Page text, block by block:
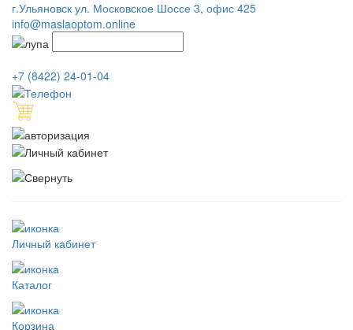
г.Ульяновск ул. Московское Шоссе 3, офис 425
info@maslaoptom.online
+7 (8422) 24-01-04
Личный кабинет
Каталог
Корзина